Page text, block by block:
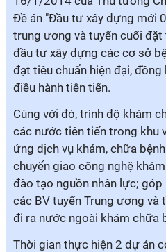
Đề án "Đầu tư xây dựng mới
trung ương và tuyến cuối
đầu tư xây dựng các cơ sở
đạt tiêu chuẩn hiện đại,
điều hành tiên tiến.
Cùng với đó, trình độ khám
các nước tiên tiến trong khu
ứng dịch vụ khám, chữa
chuyển giao công nghệ
đào tạo nguồn nhân lực;
các BV tuyến Trung ương và
đi ra nước ngoài khám chữa
Thời gian thực hiện 2 dự án